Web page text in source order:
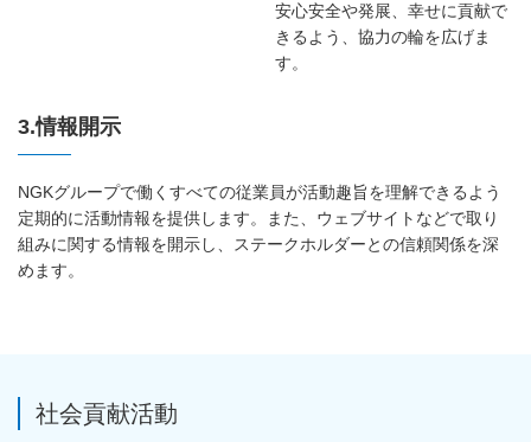
安心安全や発展、幸せに貢献で
きるよう、協力の輪を広げま
す。
3.情報開示
NGKグループで働くすべての従業員が活動趣旨を理解できるよう
定期的に活動情報を提供します。また、ウェブサイトなどで取り
組みに関する情報を開示し、ステークホルダーとの信頼関係を深
めます。
社会貢献活動